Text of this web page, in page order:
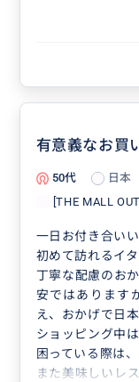
有意義なお買
50代
日本
[THE MALL
一日お付き合い
初めて訪れるイ
丁寧な配慮のお
安ではあります
え、おかげで日
ショッピング中
困っている際は
また美味しいレ